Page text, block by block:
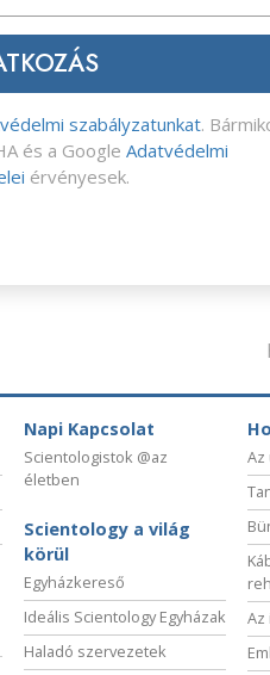
szabályzatunkat.
és a Google Adatvédelmi
érvényesek.
Napi Kapcsolat
Scientologistok @az
életben
Scientology a világ
körül
Egyházkereső
Ideális Scientology Egyházak
Haladó szervezetek
Az
Az